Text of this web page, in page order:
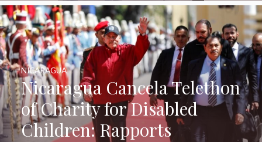
Nicaragua Cancela Telethon
of Charity for Disabled
Children: Rapports
NICARAGUA